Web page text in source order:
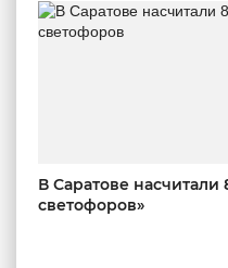
В Саратове насчитали
светофоров»